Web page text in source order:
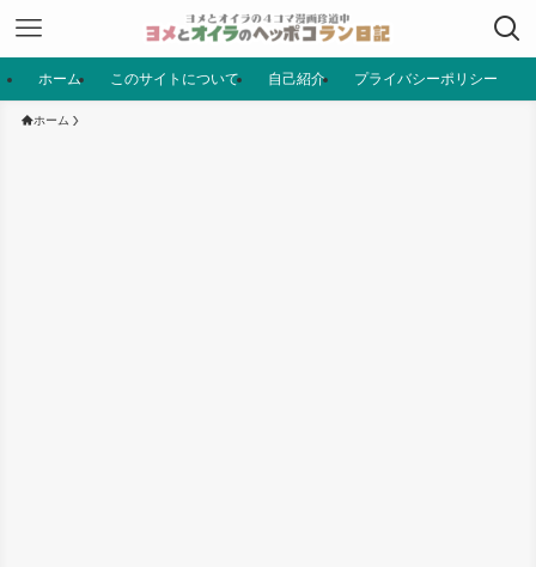
ホーム このサイトについて 自己紹介 プライバシーポリシー
ホーム